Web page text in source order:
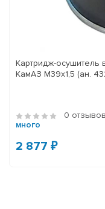
Картридж-осушитель
КамАЗ M39x1,5 (ан.
0 отзывов
много
2 877 ₽